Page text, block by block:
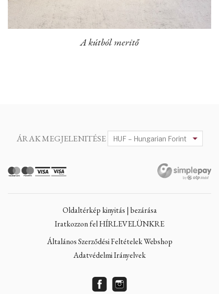
A kútból meritő
ÁRAK MEGJELENITÉSE
Oldaltérkép kinyitás | bezárása
Iratkozzon fel HÍRLEVELÜNKRE
Általános Szerződési Feltételek Webshop
Adatvédelmi Irányelvek